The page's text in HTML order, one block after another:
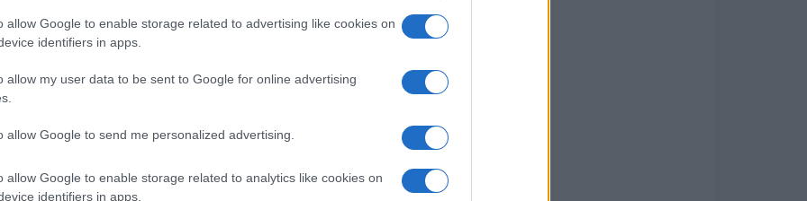
allow Google to enable storage related to advertising like cookies on
identifiers in apps.
allow my user data to be sent to Google for online advertising
allow Google to send me personalized advertising.
allow Google to enable storage related to analytics like cookies on
identifiers in apps.
su ghiaccio. Grazie a questi interventi, la
internazionali di alto livello,
e turisti.
è sostenuto da un investimento di circa 30
della piastra di pattinaggio e delle